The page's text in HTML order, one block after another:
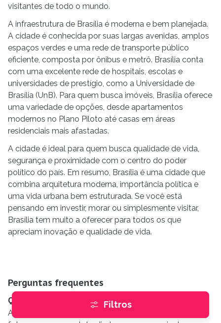
Filtros
visitantes de todo o mundo.
A infraestrutura de Brasília é moderna e bem planejada.
A cidade é conhecida por suas largas avenidas, amplos
espaços verdes e uma rede de transporte público
eficiente, composta por ônibus e metrô. Brasília conta
com uma excelente rede de hospitais, escolas e
universidades de prestígio, como a Universidade de
Brasília (UnB). Para quem busca imóveis, Brasília oferece
uma variedade de opções, desde apartamentos
modernos no Plano Piloto até casas em áreas
residenciais mais afastadas.
A cidade é ideal para quem busca qualidade de vida,
segurança e proximidade com o centro do poder
político do país. Em resumo, Brasília é uma cidade que
combina arquitetura moderna, importância política e
uma vida urbana bem estruturada. Se você está
pensando em investir, morar ou simplesmente visitar,
Brasília tem muito a oferecer para todos os que
apreciam inovação e qualidade de vida.
Perguntas frequentes
Quantos imóveis à venda há em Brasília?
A Buskaza tem 87 imóveis à venda em Brasília, com